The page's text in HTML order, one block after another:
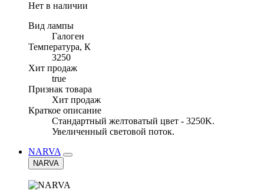
Нет в наличии
Вид лампы
Галоген
Температура, К
3250
Хит продаж
true
Признак товара
Хит продаж
Краткое описание
Стандартный желтоватый цвет - 3250K.
Увеличенный световой поток.
NARVA
NARVA